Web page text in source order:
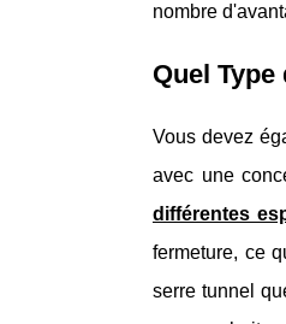
nombre
Quel
Vous devez
avec une
différentes
fermeture, ce
serre tunnel